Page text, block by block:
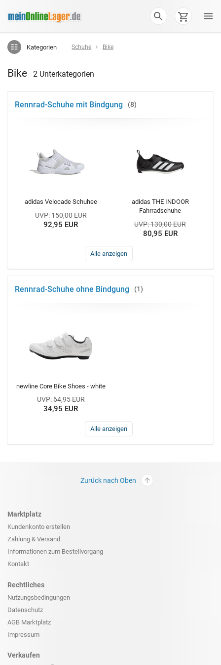
Kategorien Schuhe Bike
Bike 2 Unterkategorien
Rennrad-Schuhe mit Bindgung 8
adidas Velocade Schuhee
UVP: 150,00 EUR
92,95 EUR
adidas THE INDOOR
Fahrradschuhe
UVP: 130,00 EUR
80,95 EUR
Alle anzeigen
Rennrad-Schuhe ohne Bindgung 1
newline Core Bike Shoes - white
UVP: 64,95 EUR
34,95 EUR
Alle anzeigen
Zurück nach Oben
Marktplatz
Kundenkonto erstellen
Zahlung & Versand
Informationen zum Bestellvorgang
Kontakt
Rechtliches
Nutzungsbedingungen
Datenschutz
AGB Marktplatz
Impressum
Verkaufen